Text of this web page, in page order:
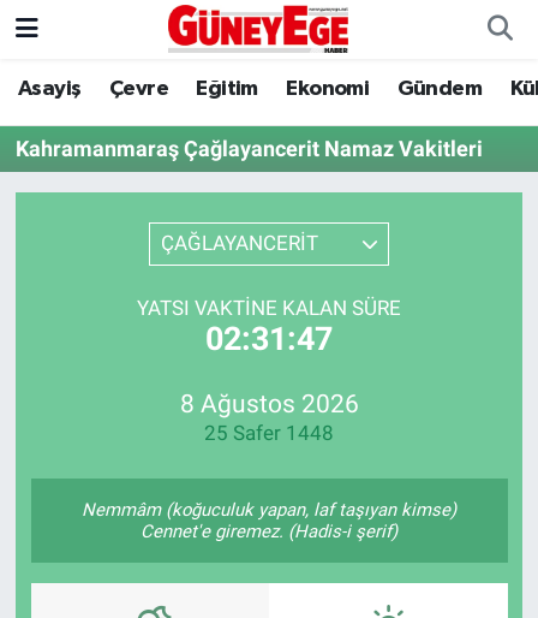
Asayiş Çevre Eğitim Ekonomi Gündem
Kahramanmaraş Çağlayancerit Namaz Vakitleri
ÇAĞLAYANCERİT
YATSI VAKTINE KALAN SÜRE
02:31:47
8 Ağustos 2026
25 Safer 1448
Nemmâm (koğuculuk yapan, laf taşıyan kimse)
Cennet'e giremez. (Hadis-i şerif)
Asayiş
Çevre
Kültür Sanat
Politika
Sağlık
İstanbul Hava Durumu
İstanbul Trafik Yoğunluk Haritası
Son Dakika Haberleri